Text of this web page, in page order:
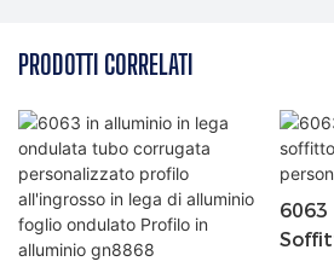
PRODOTTI CORRELATI
6063